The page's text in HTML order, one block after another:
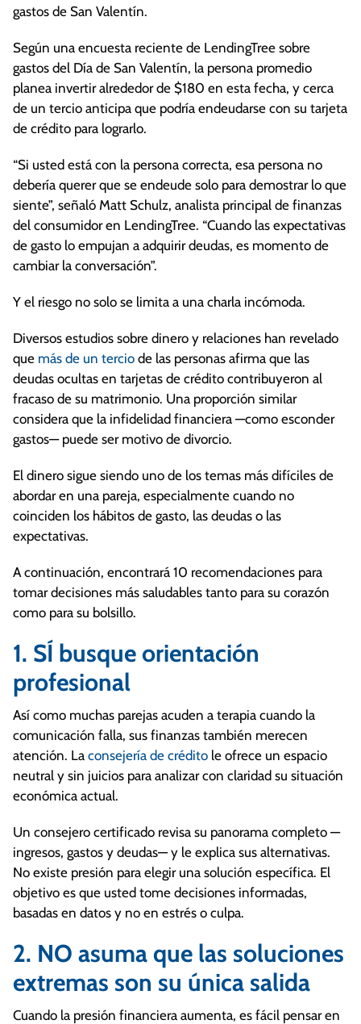
gastos de San Valentín.
Según una encuesta reciente de LendingTree sobre
gastos del Día de San Valentín, la persona promedio
planea invertir alrededor de $180 en esta fecha, y cerca
de un tercio anticipa que podría endeudarse con su tarjeta
de crédito para lograrlo.
“Si usted está con la persona correcta, esa persona no
debería querer que se endeude solo para demostrar lo que
siente”, señaló Matt Schulz, analista principal de finanzas
del consumidor en LendingTree. “Cuando las expectativas
de gasto lo empujan a adquirir deudas, es momento de
cambiar la conversación”.
Y el riesgo no solo se limita a una charla incómoda.
Diversos estudios sobre dinero y relaciones han revelado
que más de un tercio de las personas afirma que las
deudas ocultas en tarjetas de crédito contribuyeron al
fracaso de su matrimonio. Una proporción similar
considera que la infidelidad financiera —como esconder
gastos— puede ser motivo de divorcio.
El dinero sigue siendo uno de los temas más difíciles de
abordar en una pareja, especialmente cuando no
coinciden los hábitos de gasto, las deudas o las
expectativas.
A continuación, encontrará 10 recomendaciones para
tomar decisiones más saludables tanto para su corazón
como para su bolsillo.
1. SÍ busque orientación
profesional
Así como muchas parejas acuden a terapia cuando la
comunicación falla, sus finanzas también merecen
atención. La consejería de crédito le ofrece un espacio
neutral y sin juicios para analizar con claridad su situación
económica actual.
Un consejero certificado revisa su panorama completo —
ingresos, gastos y deudas— y le explica sus alternativas.
No existe presión para elegir una solución específica. El
objetivo es que usted tome decisiones informadas,
basadas en datos y no en estrés o culpa.
2. NO asuma que las soluciones
extremas son su única salida
Cuando la presión financiera aumenta, es fácil pensar en